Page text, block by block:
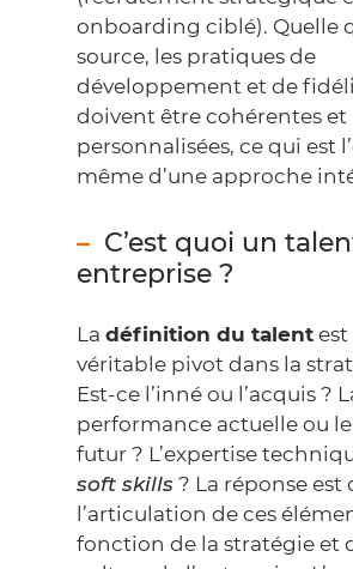
onboarding ciblé). Quelle
source, les pratiques de
développement et de
doivent être cohérentes et
personnalisées, ce qui est
même d’une approche
C’est quoi un
entreprise ?
La définition du talent est
véritable pivot dans la
Est-ce l’inné ou l’acquis ?
performance actuelle ou
futur ? L’expertise
soft skills ? La réponse est
l’articulation de ces
fonction de la stratégie et